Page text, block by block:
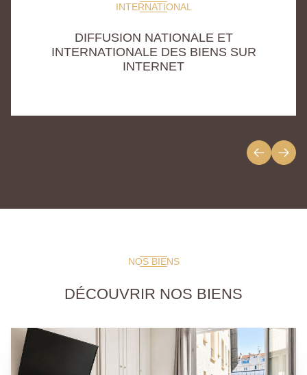
INTERNATIONAL
DIFFUSION NATIONALE ET
INTERNATIONALE DES BIENS SUR
INTERNET
NOS BIENS
DÉCOUVRIR NOS BIENS